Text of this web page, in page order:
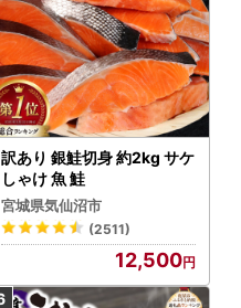
訳あり 銀鮭切身 約2kg サケ
しゃけ 魚 鮭
宮城県気仙沼市
(2511)
12,500